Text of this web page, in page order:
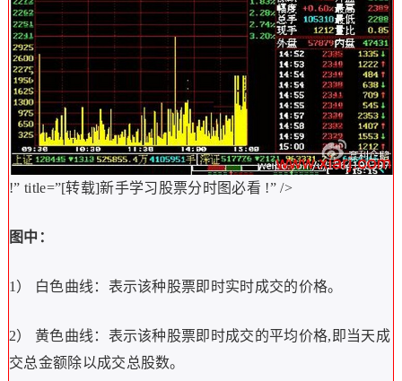
!” title=”[转载]新手学习股票分时图必看 !” />
图中：
1） 白色曲线：表示该种股票即时实时成交的价格。
2） 黄色曲线：表示该种股票即时成交的平均价格,即当天成
交总金额除以成交总股数。